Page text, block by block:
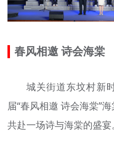
春风相邀 诗会海棠
城关街道东坟村新
届“春风相邀 诗会海棠”
共赴一场诗与海棠的盛宴。